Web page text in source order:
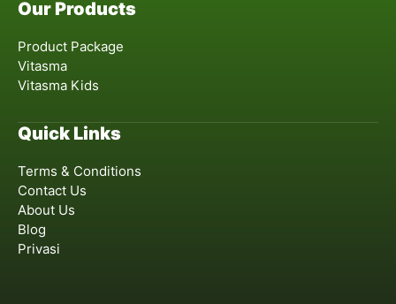
Our Products
Product Package
Vitasma
Vitasma Kids
Quick Links
Terms & Conditions
Contact Us
About Us
Blog
Privasi